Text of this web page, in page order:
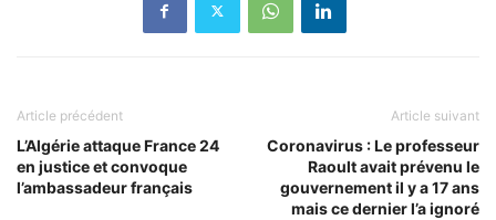
Article précédent
L’Algérie attaque France 24
en justice et convoque
l’ambassadeur français
Article suivant
Coronavirus : Le professeur
Raoult avait prévenu le
gouvernement il y a 17 ans
mais ce dernier l’a ignoré